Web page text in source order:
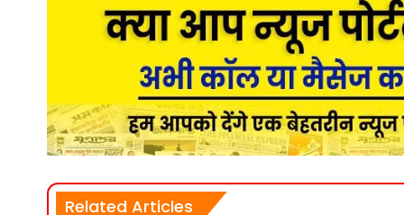
Related Articles